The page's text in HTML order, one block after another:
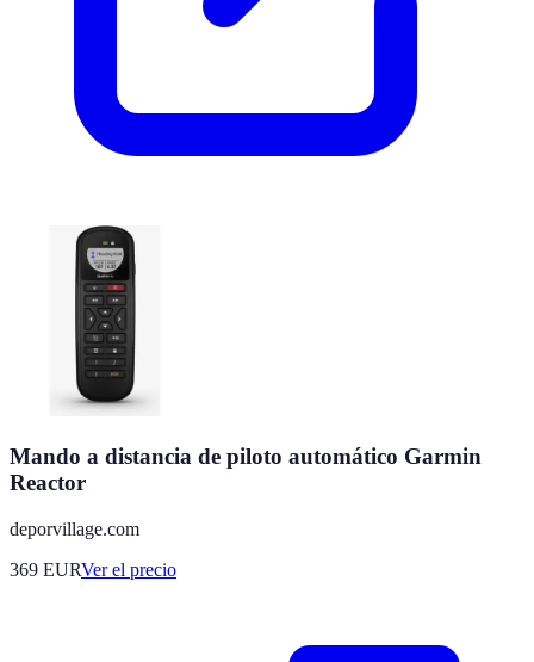
Mando a distancia de piloto automático Garmin
Reactor
deporvillage.com
369 EURVer el precio